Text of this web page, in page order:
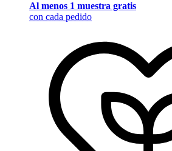
Al menos 1 muestra gratis
con cada pedido